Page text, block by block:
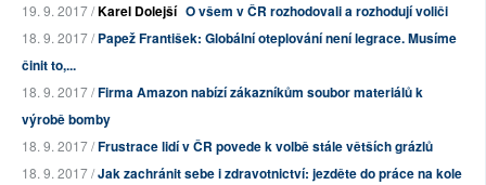
19. 9. 2017 /Karel Dolejší O všem v ČR rozhodovali a rozhodují voliči
18. 9. 2017 /Papež František: Globální oteplování není legrace. Musíme
činit to,...
18. 9. 2017 /Firma Amazon nabízí zákazníkům soubor materiálů k
výrobě bomby
18. 9. 2017 /Frustrace lidí v ČR povede k volbě stále větších grázlů
18. 9. 2017 /Jak zachránit sebe i zdravotnictví: jezděte do práce na kole